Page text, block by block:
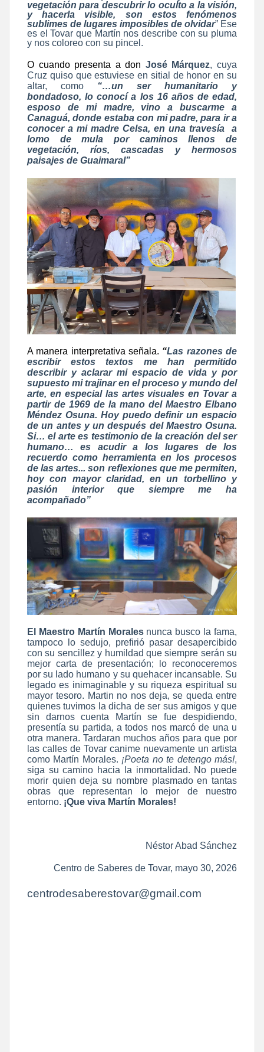
vegetación para descubrir lo oculto a la visión,
y hacerla visible, son estos fenómenos
sublimes de lugares imposibles de olvidar” Ese
es el Tovar que Martín nos describe con su pluma
y nos coloreo con su pincel.
O cuando presenta a don José Márquez, cuya
Cruz quiso que estuviese en sitial de honor en su
altar, como “…un ser humanitario y
bondadoso, lo conocí a los 16 años de edad,
esposo de mi madre, vino a buscarme a
Canaguá, donde estaba con mi padre, para ir a
conocer a mi madre Celsa, en una travesía a
lomo de mula por caminos llenos de
vegetación, ríos, cascadas y hermosos
paisajes de Guaimaral”
A manera interpretativa señala. “Las razones de
escribir estos textos me han permitido
describir y aclarar mi espacio de vida y por
supuesto mi trajinar en el proceso y mundo del
arte, en especial las artes visuales en Tovar a
partir de 1969 de la mano del Maestro Elbano
Méndez Osuna. Hoy puedo definir un espacio
de un antes y un después del Maestro Osuna.
Si… el arte es testimonio de la creación del ser
humano… es acudir a los lugares de los
recuerdo como herramienta en los procesos
de las artes... son reflexiones que me permiten,
hoy con mayor claridad, en un torbellino y
pasión interior que siempre me ha
acompañado”
El Maestro Martín Moralesnunca busco la fama,
tampoco lo sedujo, prefirió pasar desapercibido
con su sencillez y humildad que siempre serán su
mejor carta de presentación; lo reconoceremos
por su lado humano y su quehacer incansable. Su
legado es inimaginable y su riqueza espiritual su
mayor tesoro. Martin no nos deja, se queda entre
quienes tuvimos la dicha de ser sus amigos y que
sin darnos cuenta Martín se fue despidiendo,
presentía su partida, a todos nos marcó de una u
otra manera. Tardaran muchos años para que por
las calles de Tovar canime nuevamente un artista
como Martín Morales. ¡Poeta no te detengo más!,
siga su camino hacia la inmortalidad. No puede
morir quien deja su nombre plasmado en tantas
obras que representan lo mejor de nuestro
entorno. ¡Que viva Martín Morales!
Néstor Abad Sánchez
Centro de Saberes de Tovar, mayo 30, 2026
centrodesaberestovar@gmail.com